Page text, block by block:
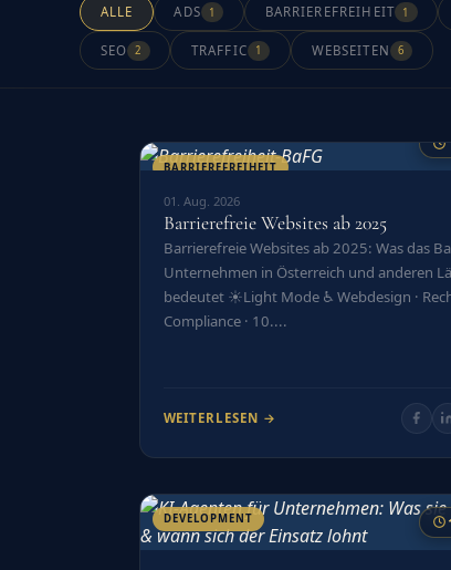
ALLE ADS 1 BARRIEREFREIHEIT 1
SEO 2 TRAFFIC 1 WEBSEITEN 6
BARRIEREFREIHEIT
01. Aug. 2026
Barrierefreie Websites ab 2025
Barrierefreie Websites ab 2025: Was das
Unternehmen in Österreich und anderen
bedeutet ☀️Light Mode ♿ Webdesign ·
Compliance · 10....
WEITERLESEN →
DEVELOPMENT